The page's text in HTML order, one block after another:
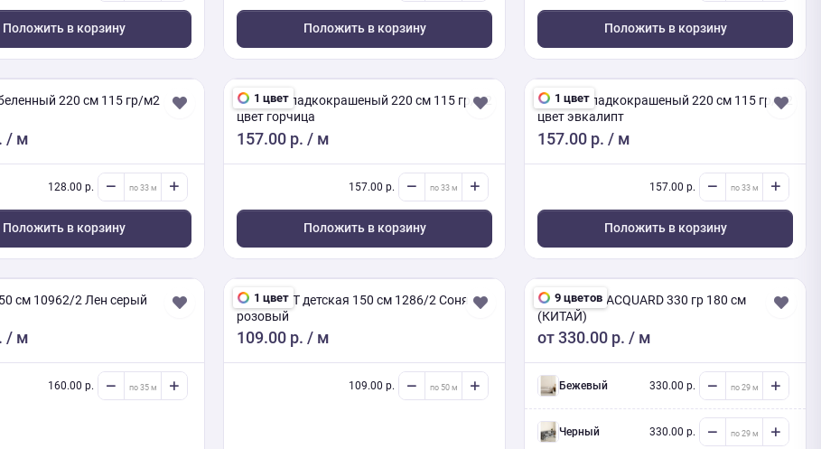
Положить в корзину Положить в корзину Положить в корзину
220 см 115 гр/м2
/ м
128.00 р.
Положить в корзину
1 цвет
Поплин гладкокрашеный 220 см 115 гр/м2
цвет горчица
157.00 р. / м
157.00 р.
Положить в корзину
1 цвет
Поплин гладкокрашеный 220 см 115 гр/м2
цвет эвкалипт
157.00 р. / м
157.00 р.
Положить в корзину
см 10962/2 Лен серый
/ м
160.00 р.
1 цвет
Бязь ГОСТ детская 150 см 1286/2 Соня
розовый
109.00 р. / м
109.00 р.
9 цветов
CHENILLE JACQUARD 330 гр 180 см
(КИТАЙ)
от330.00 р. / м
Бежевый 330.00 р.
Черный 330.00 р.